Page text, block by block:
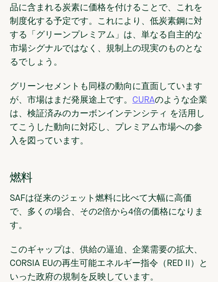
品に含まれる炭素に価格を付けることで、これを
制度化する予定です。これにより、低炭素鋼に対
する「グリーンプレミアム」は、単なる自主的な
市場シグナルではなく、規制上の現実のものとな
るでしょう。
グリーンセメントも同様の動向に直面しています
が、市場はまだ発展途上です。 CURAのような企業
は、検証済みのカーボンインテンシティ を活用し
てこうした動向に対応し、プレミアム市場への参
入を図っています。
燃料
SAFは従来のジェット燃料に比べて大幅に高価
で、多くの場合、その2倍から4倍の価格になりま
す。
このギャップは、供給の逼迫、企業需要の拡大、
CORSIA EUの再生可能エネルギー指令（RED II）と
いった政府の規制を反映しています。